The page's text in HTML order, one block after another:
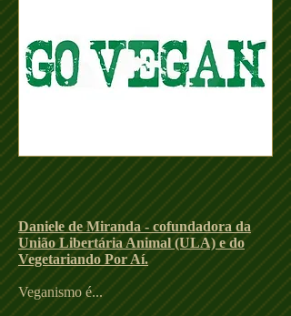
Daniele de Miranda - cofundadora da
União Libertária Animal (ULA) e do
Vegetariando Por Aí.
Veganismo é...